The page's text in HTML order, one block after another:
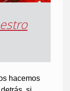
hacemos